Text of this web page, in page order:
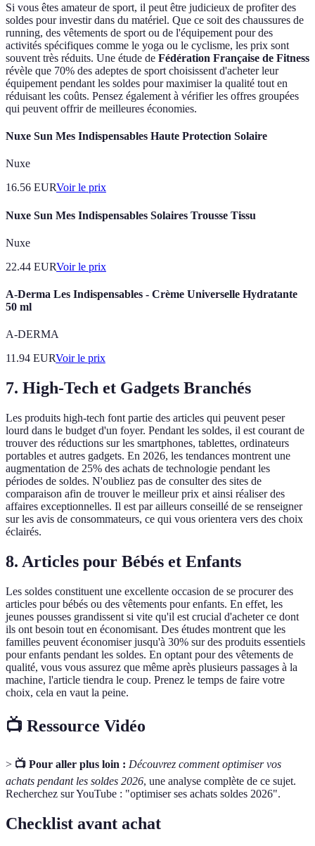
Si vous êtes amateur de sport, il peut être judicieux de profiter des
soldes pour investir dans du matériel. Que ce soit des chaussures de
running, des vêtements de sport ou de l'équipement pour des
activités spécifiques comme le yoga ou le cyclisme, les prix sont
souvent très réduits. Une étude de Fédération Française de Fitness
révèle que 70% des adeptes de sport choisissent d'acheter leur
équipement pendant les soldes pour maximiser la qualité tout en
réduisant les coûts. Pensez également à vérifier les offres groupées
qui peuvent offrir de meilleures économies.
Nuxe Sun Mes Indispensables Haute Protection Solaire
Nuxe
16.56 EURVoir le prix
Nuxe Sun Mes Indispensables Solaires Trousse Tissu
Nuxe
22.44 EURVoir le prix
A-Derma Les Indispensables - Crème Universelle Hydratante
50 ml
A-DERMA
11.94 EURVoir le prix
7. High-Tech et Gadgets Branchés
Les produits high-tech font partie des articles qui peuvent peser
lourd dans le budget d'un foyer. Pendant les soldes, il est courant de
trouver des réductions sur les smartphones, tablettes, ordinateurs
portables et autres gadgets. En 2026, les tendances montrent une
augmentation de 25% des achats de technologie pendant les
périodes de soldes. N'oubliez pas de consulter des sites de
comparaison afin de trouver le meilleur prix et ainsi réaliser des
affaires exceptionnelles. Il est par ailleurs conseillé de se renseigner
sur les avis de consommateurs, ce qui vous orientera vers des choix
éclairés.
8. Articles pour Bébés et Enfants
Les soldes constituent une excellente occasion de se procurer des
articles pour bébés ou des vêtements pour enfants. En effet, les
jeunes pousses grandissent si vite qu'il est crucial d'acheter ce dont
ils ont besoin tout en économisant. Des études montrent que les
familles peuvent économiser jusqu'à 30% sur des produits essentiels
pour enfants pendant les soldes. En optant pour des vêtements de
qualité, vous vous assurez que même après plusieurs passages à la
machine, l'article tiendra le coup. Prenez le temps de faire votre
choix, cela en vaut la peine.
📺 Ressource Vidéo
> 📺 Pour aller plus loin : Découvrez comment optimiser vos
achats pendant les soldes 2026, une analyse complète de ce sujet.
Recherchez sur YouTube : "optimiser ses achats soldes 2026".
Checklist avant achat